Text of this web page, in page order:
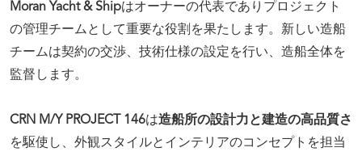
Moran Yacht & Shipはオーナーの代表でありプロジェクト
の管理チームとして重要な役割を果たします。新しい造船
チームは契約の交渉、技術仕様の設定を行い、造船全体を
監督します。
CRN M/Y PROJECT 146は造船所の設計力と建造の高品質さ
を駆使し、外観スタイルとインテリアのコンセプトを担当